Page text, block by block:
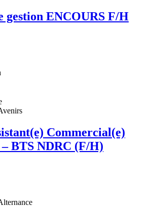
gestion ENCOURS F/H
Commercial(e)
BTS NDRC (F/H)